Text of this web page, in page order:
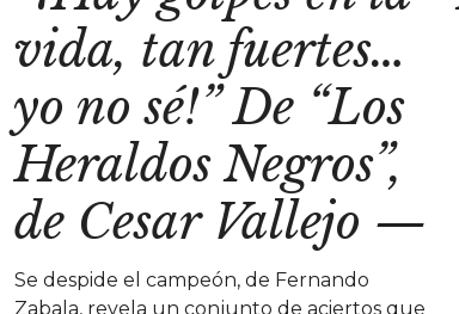
vida, tan fuertes…
yo no sé!” De “Los
Heraldos Negros”,
de Cesar Vallejo —
Se despide el campeón, de Fernando
Zabala, revela un conjunto de aciertos que